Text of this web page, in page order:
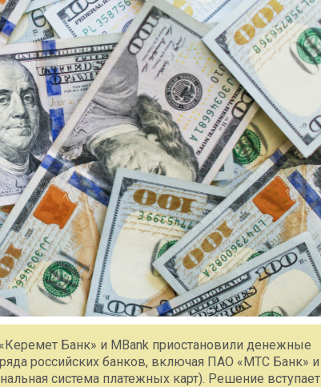
Банк» и MBank приостановили денежные
российских банков, включая ПАО «МТС Банк» и
система платежных карт). Решение вступает